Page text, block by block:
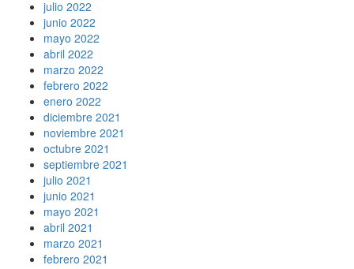
julio 2022
junio 2022
mayo 2022
abril 2022
marzo 2022
febrero 2022
enero 2022
diciembre 2021
noviembre 2021
octubre 2021
septiembre 2021
julio 2021
junio 2021
mayo 2021
abril 2021
marzo 2021
febrero 2021